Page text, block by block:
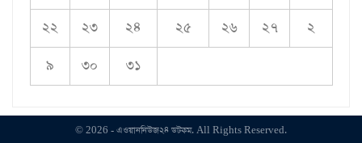
২২ ২৩ ২৪ ২৫ ২৬ ২৭ ২
৯ ৩০ ৩১
© 2026 - এওয়াননিউজ২৪ ডটকম. All Rights Reserved.